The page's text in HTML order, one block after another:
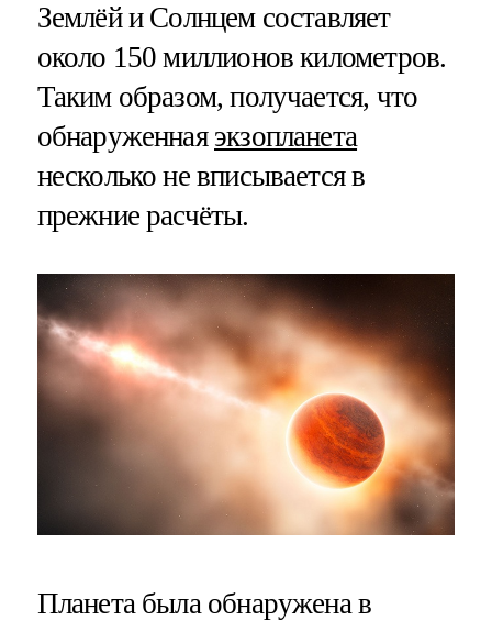
Землёй и Солнцем составляет
около 150 миллионов километров.
Таким образом, получается, что
обнаруженная экзопланета
несколько не вписывается в
прежние расчёты.
Планета была обнаружена в